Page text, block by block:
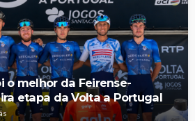
o melhor da Feirense-
etapa da Volta a Portugal